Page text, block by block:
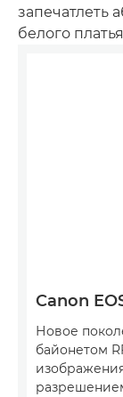
запечатлеть
белого
Canon
Новое
байонетом